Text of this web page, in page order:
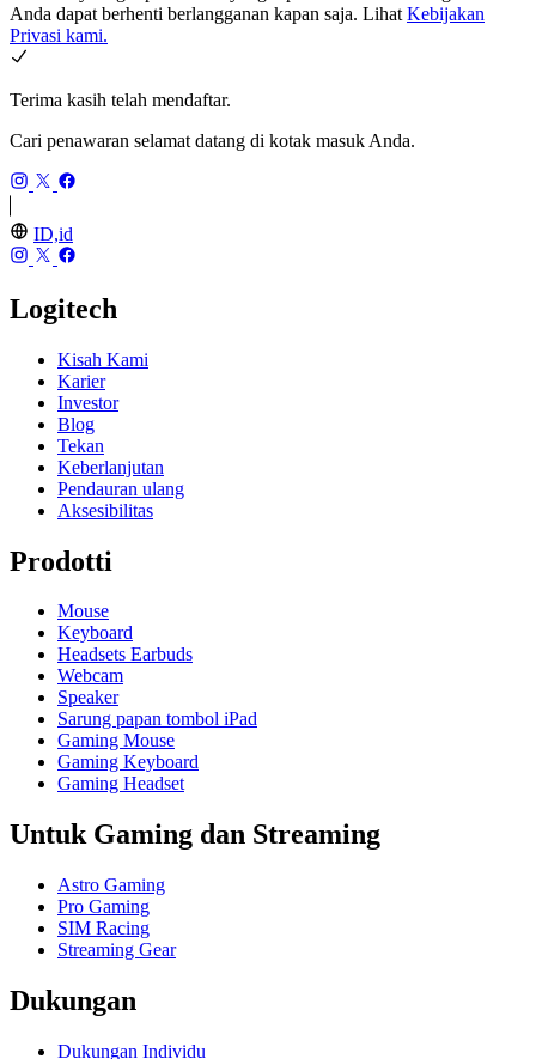
Anda dapat berhenti berlangganan kapan saja. Lihat Kebijakan
Privasi kami.
Terima kasih telah mendaftar.
Cari penawaran selamat datang di kotak masuk Anda.
ID,id
Logitech
Kisah Kami
Karier
Investor
Blog
Tekan
Keberlanjutan
Pendauran ulang
Aksesibilitas
Prodotti
Mouse
Keyboard
Headsets Earbuds
Webcam
Speaker
Sarung papan tombol iPad
Gaming Mouse
Gaming Keyboard
Gaming Headset
Untuk Gaming dan Streaming
Astro Gaming
Pro Gaming
SIM Racing
Streaming Gear
Dukungan
Dukungan Individu